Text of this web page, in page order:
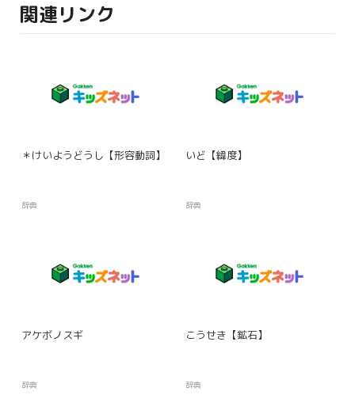
関連リンク
＊けいようどうし【形容動詞】
辞典
いど【緯度】
辞典
アケボノスギ
辞典
こうせき【鉱石】
辞典